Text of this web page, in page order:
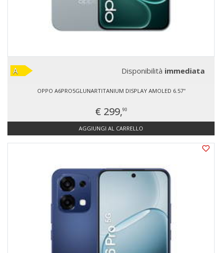
Disponibilità immediata
OPPO A6PRO5GLUNARTITANIUM DISPLAY AMOLED 6.57''
€ 299,90
AGGIUNGI AL CARRELLO